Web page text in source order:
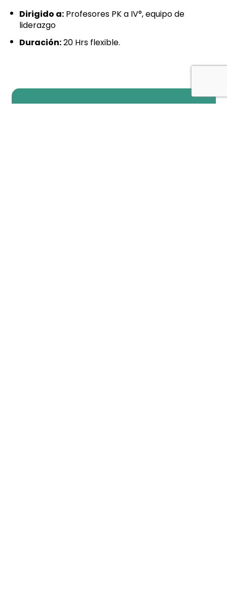
Dirigido a:Profesores PK a IV°, equipo de
liderazgo
Duración:20Hrs flexible.